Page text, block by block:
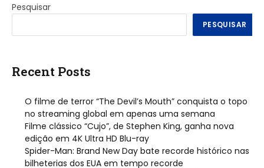
Pesquisar
PESQUISAR
Recent Posts
O filme de terror “The Devil’s Mouth” conquista o topo
no streaming global em apenas uma semana
Filme clássico “Cujo”, de Stephen King, ganha nova
edição em 4K Ultra HD Blu-ray
Spider-Man: Brand New Day bate recorde histórico nas
bilheterias dos EUA em tempo recorde